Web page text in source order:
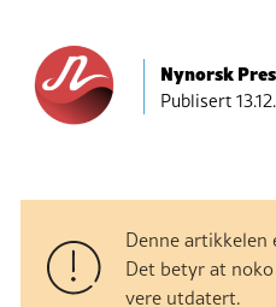
Nynorsk
Publisert
Denne artikkelen
Det betyr at
vere utdatert.